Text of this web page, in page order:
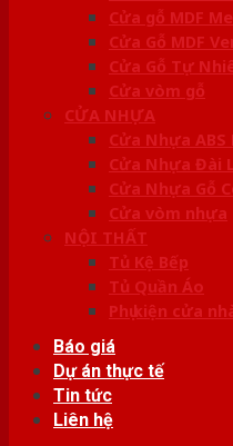
Cửa gỗ MDF
Cửa Gỗ MDF
Cửa Gỗ Tự
Cửa vòm gỗ
CỬA NHỰA
Cửa Nhựa ABS
Cửa Nhựa Đài
Cửa Nhựa Gỗ
Cửa vòm nhựa
NỘI THẤT
Tủ Kệ Bếp
Tủ Quần Áo
Phụ kiện cửa
Báo giá
Dự án thực tế
Tin tức
Liên hệ